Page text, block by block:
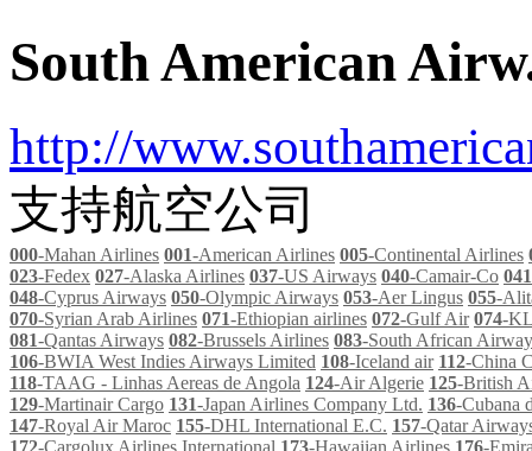
South American
http://
支持航空公司
000-Mahan Airlines 001-American Airlines 005-Continental Airlines
023-Fedex 027-Alaska Airlines 037-US Airways 040-Camair-Co 041
048-Cyprus Airways 050-Olympic Airways 053-Aer Lingus 055-
070-Syrian Arab Airlines 071-Ethiopian airlines 072-Gulf Air 074-
081-Qantas Airways 082-Brussels Airlines 083-South African
106-BWIA West Indies Airways Limited 108-Iceland air 112-China
118-TAAG - Linhas Aereas de Angola 124-Air Algerie 125-British
129-Martinair Cargo 131-Japan Airlines Company Ltd. 136-Cubana
147-Royal Air Maroc 155-DHL International E.C. 157-Qatar
172-Cargolux Airlines International 173-Hawaiian Airlines 176-